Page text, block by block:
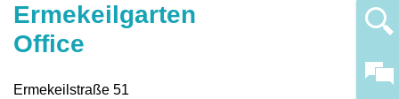
Ermekeilgarten
Office
Ermekeilstraße 51